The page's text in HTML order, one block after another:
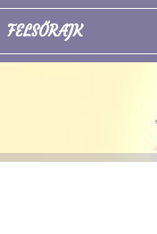
FELSŐRAJK